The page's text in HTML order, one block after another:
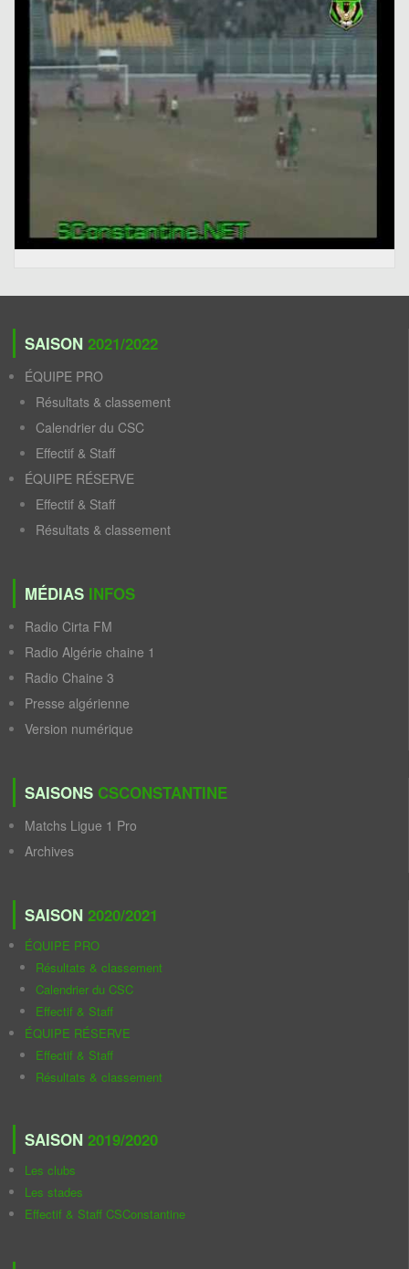
SAISON 2021/2022
ÉQUIPE PRO
Résultats & classement
Calendrier du CSC
Effectif & Staff
ÉQUIPE RÉSERVE
Effectif & Staff
Résultats & classement
MÉDIAS INFOS
Radio Cirta FM
Radio Algérie chaine 1
Radio Chaine 3
Presse algérienne
Version numérique
SAISONS CSCONSTANTINE
Matchs Ligue 1 Pro
Archives
SAISON 2020/2021
ÉQUIPE PRO
Résultats & classement
Calendrier du CSC
Effectif & Staff
ÉQUIPE RÉSERVE
Effectif & Staff
Résultats & classement
SAISON 2019/2020
Les clubs
Les stades
Effectif & Staff CSConstantine